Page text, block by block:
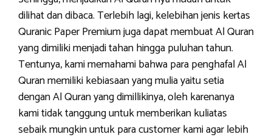
dilihat dan dibaca. Terlebih lagi, kelebihan jenis kertas
Quranic Paper Premium juga dapat membuat Al Quran
yang dimiliki menjadi tahan hingga puluhan tahun.
Tentunya, kami memahami bahwa para penghafal Al
Quran memiliki kebiasaan yang mulia yaitu setia
dengan Al Quran yang dimillikinya, oleh karenanya
kami tidak tanggung untuk memberikan kuliatas
sebaik mungkin untuk para customer kami agar lebih